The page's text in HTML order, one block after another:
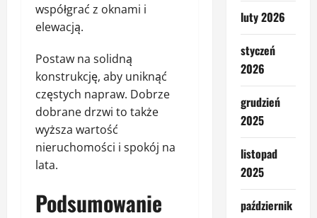
współgrać z oknami i
elewacją.
Postaw na solidną
konstrukcję, aby uniknąć
częstych napraw. Dobrze
dobrane drzwi to także
wyższa wartość
nieruchomości i spokój na
lata.
Podsumowanie
luty 2026
styczeń
2026
grudzień
2025
listopad
2025
październik